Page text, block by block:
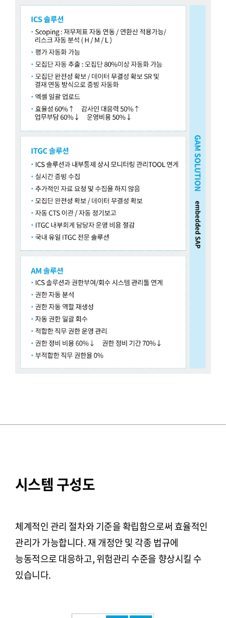
시스템 구성도
체계적인 관리 절차와 기준을 확립함으로써 효율적인
관리가 가능합니다. 재 개정안 및 각종 법규에
능동적으로 대응하고, 위험관리 수준을 향상시킬 수
있습니다.